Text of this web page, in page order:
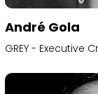
André Gola
GREY - Executive